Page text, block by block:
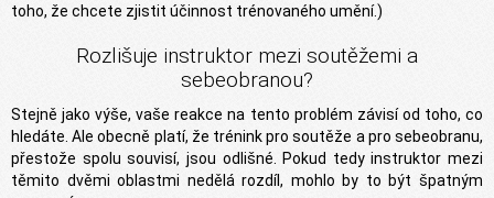
toho, že chcete zjistit účinnost trénovaného umění.)
Rozlišuje instruktor mezi soutěžemi a
sebeobranou?
Stejně jako výše, vaše reakce na tento problém závisí od toho, co
hledáte. Ale obecně platí, že trénink pro soutěže a pro sebeobranu,
přestože spolu souvisí, jsou odlišné. Pokud tedy instruktor mezi
těmito dvěmi oblastmi nedělá rozdíl, mohlo by to být špatným